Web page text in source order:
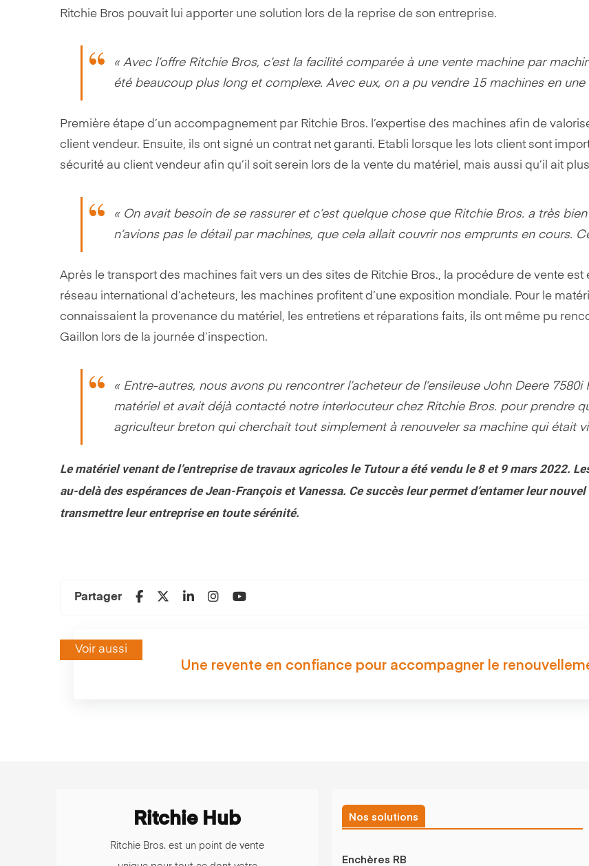
Ritchie Bros pouvait lui apporter une solution lors de la reprise de son entreprise.
« Avec l’offre Ritchie Bros, c’est la facilité comparée à une vente machine par
été beaucoup plus long et complexe. Avec eux, on a pu vendre 15 machines en une
Première étape d’un accompagnement par Ritchie Bros. l’expertise des machines afin de
client vendeur. Ensuite, ils ont signé un contrat net garanti. Etabli lorsque les lots client sont
sécurité au client vendeur afin qu’il soit serein lors de la vente du matériel, mais aussi qu’il ait
« On avait besoin de se rassurer et c’est quelque chose que Ritchie Bros. a très
n’avions pas le détail par machines, que cela allait couvrir nos emprunts en cours.
Après le transport des machines fait vers un des sites de Ritchie Bros., la procédure de vente
réseau international d’acheteurs, les machines profitent d’une exposition mondiale. Pour le
connaissaient la provenance du matériel, les entretiens et réparations faits, ils ont même pu
Gaillon lors de la journée d’inspection.
« Entre-autres, nous avons pu rencontrer l’acheteur de l’ensileuse John Deere
matériel et avait déjà contacté notre interlocuteur chez Ritchie Bros. pour prendre
agriculteur breton qui cherchait tout simplement à renouveler sa machine qui était
Le matériel venant de l’entreprise de travaux agricoles le Tutour a été vendu le 8 et 9 mars 2022.
au-delà des espérances de Jean-François et Vanessa. Ce succès leur permet d’entamer leur
transmettre leur entreprise en toute sérénité.
Partager
Voir aussi
Une revente en confiance pour accompagner le
Ritchie Hub
Ritchie Bros. est un point de vente
Nos solutions
Enchères RB